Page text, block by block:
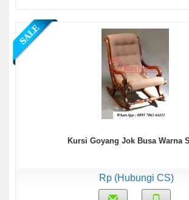
Kursi Goyang Jok Busa Warna
Rp (Hubungi CS)